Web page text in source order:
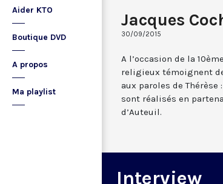
Aider KTO
Boutique DVD
A propos
Ma playlist
Jacques
30/09/2015
A l’occasion de la
religieux témoignent
aux paroles de Thérèse
sont réalisés en
d’Auteuil.
Interview